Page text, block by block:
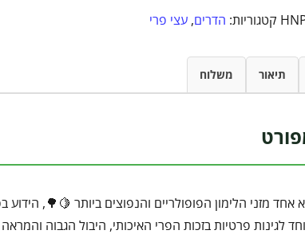
קטגוריות: הדרים, עצי פרי
תיאור משלוח
אחד מזני הלימון הפופולריים והנפוצים ביותר 🍋🌳,
לגינות פרטיות בזכות הפרי האיכותי, היבול הגבוה